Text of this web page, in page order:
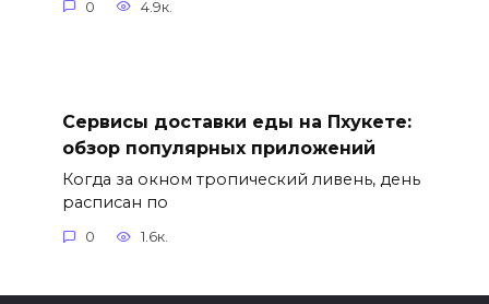
0 4.9к.
Сервисы доставки еды на Пхукете:
обзор популярных приложений
Когда за окном тропический ливень, день
расписан по
0 1.6к.